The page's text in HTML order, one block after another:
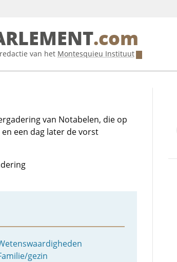
.com
van het Montesquieu Instituut
van Notabelen, die op
een dag later de vorst
gezin